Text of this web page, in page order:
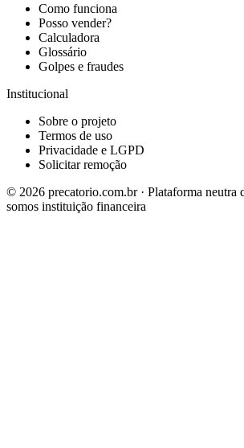
Como funciona
Posso vender?
Calculadora
Glossário
Golpes e fraudes
Institucional
Sobre o projeto
Termos de uso
Privacidade e LGPD
Solicitar remoção
© 2026 precatorio.com.br · Plataforma neutra
somos instituição financeira